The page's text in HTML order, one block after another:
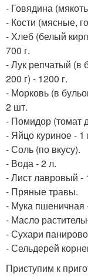
- Говядина
- Кости (мясные,
- Хлеб (белый
700 г.
- Лук репчатый (в
200 г) - 1200 г.
- Морковь (в
2 шт.
- Помидор (томат
- Яйцо куриное - 1
- Соль (по вкусу).
- Вода - 2 л.
- Лист лавровый -
- Пряные травы.
- Мука пшеничная
- Масло
- Сухари
- Сельдерей
Приступим к